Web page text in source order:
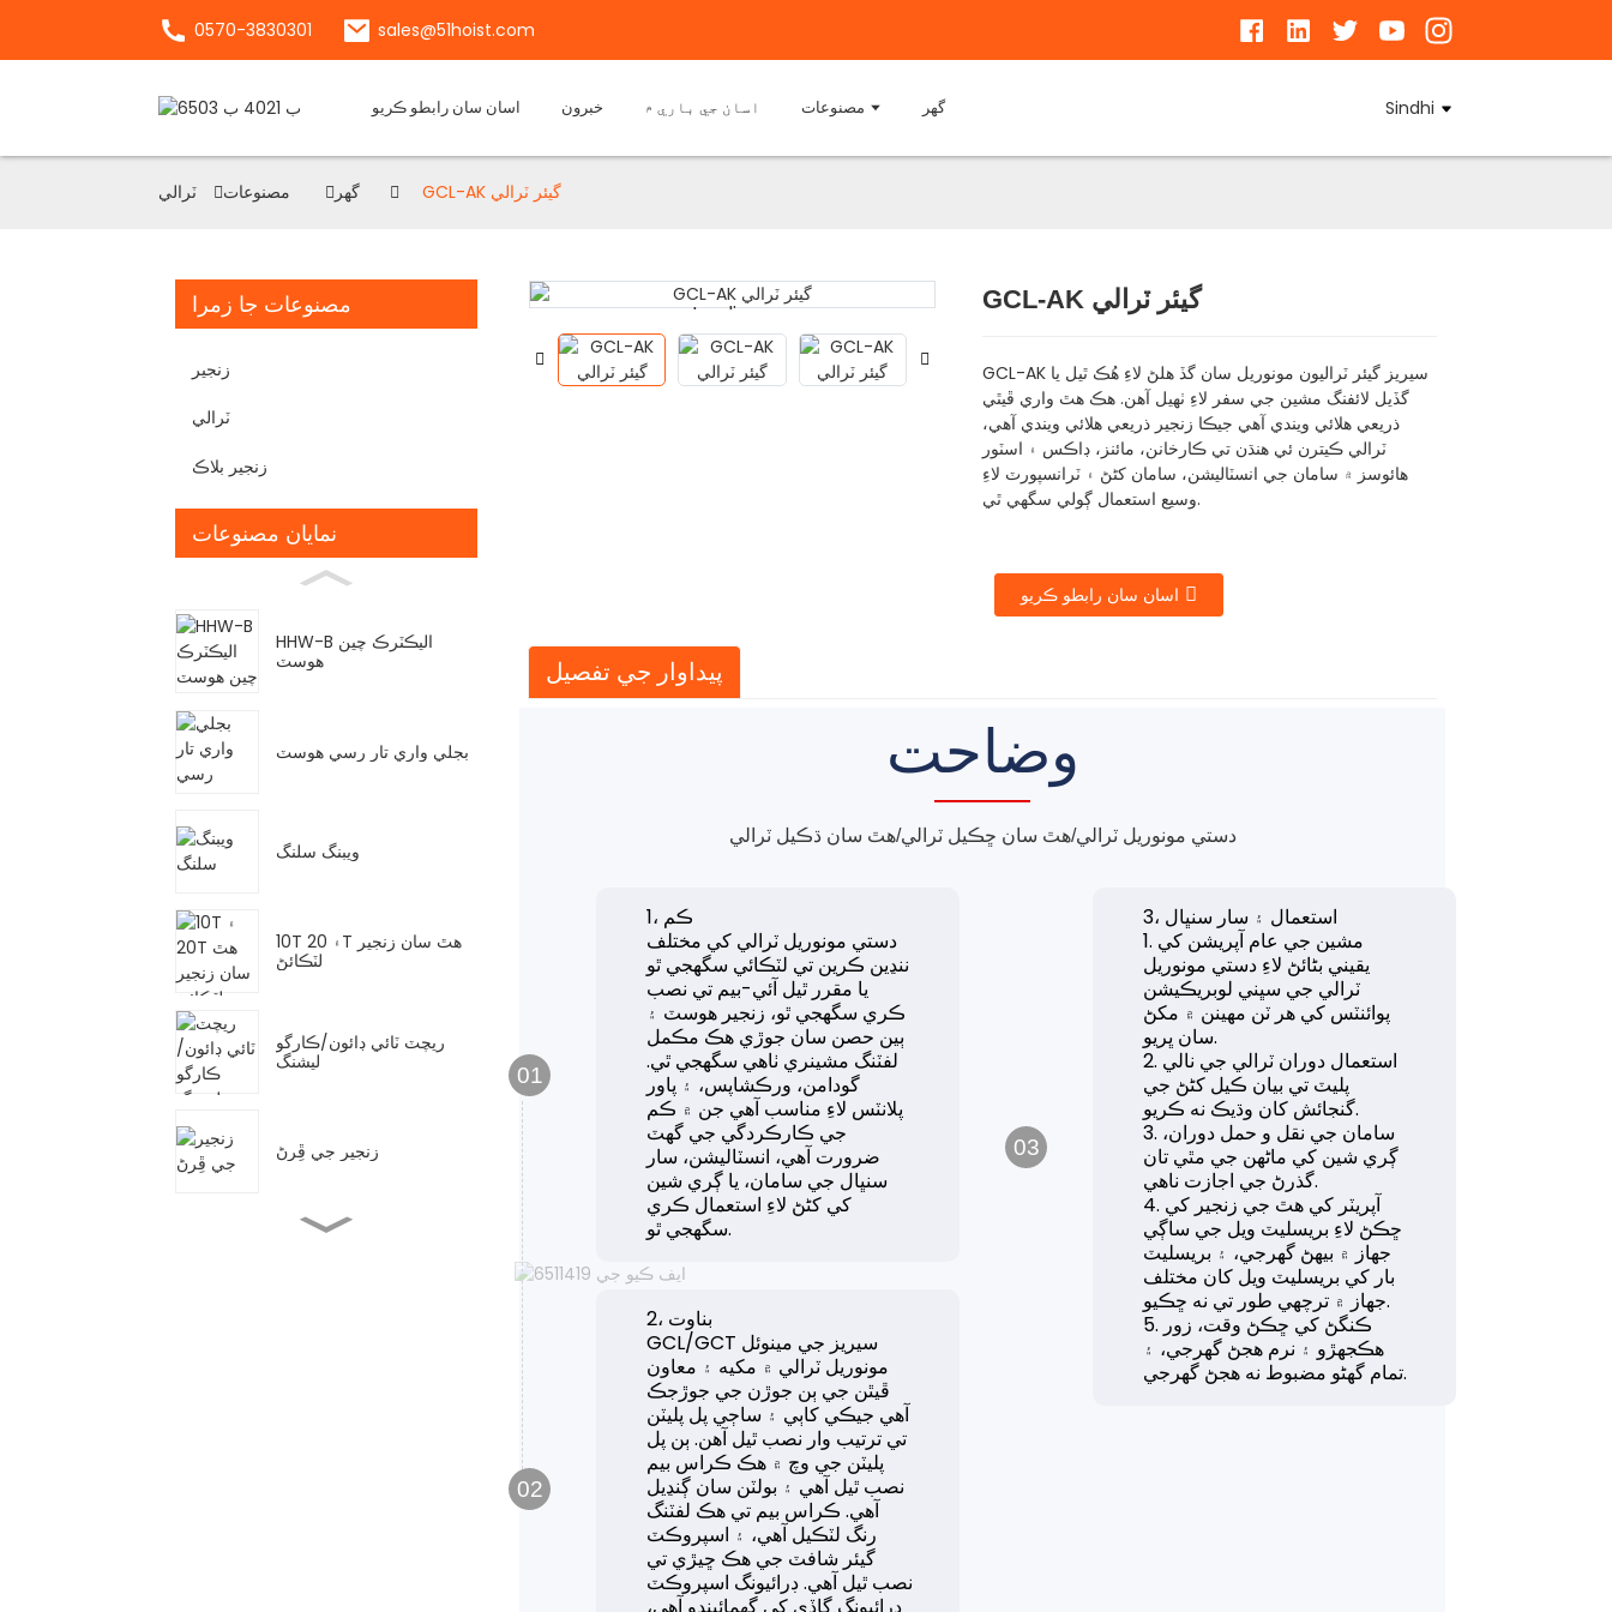
0570-3830301 sales@51hoist.com
اسان سان رابطو ڪريو خبرون اسان جي باري ۾ مصنوعات گھر Sindhi
گھر مصنوعات ٽرالي GCL-AK گيئر ٽرالي
مصنوعات جا زمرا
زنجير
ٽرالي
زنجير بلاڪ
نمايان مصنوعات
HHW-B اليڪٽرڪ چين
هوسٽ
بجلي واري تار رسي هوسٽ
ويبنگ سلنگ
10T ۽ 20T هٿ سان زنجير
لٽڪائڻ
ريچٽ ٽائي ڊائون/ڪارگو
ليشنگ
زنجير جي ڦِرڻ
Loading...
Loading... Loading...
Loading... Loading...
Loading...
GCL-AK گيئر ٽرالي
GCL-AK سيريز گيئر ٽراليون مونوريل سان گڏ هلڻ لاءِ هُڪ ٿيل يا
گڏيل لائفنگ مشين جي سفر لاءِ ٺهيل آهن. هڪ هٿ واري ڦيٿي
ذريعي هلائي ويندي آهي جيڪا زنجير ذريعي هلائي ويندي آهي،
ٽرالي ڪيترن ئي هنڌن تي ڪارخانن، مائنز، ڊاڪس ۽ اسٽور
هائوسز ۾ سامان جي انسٽاليشن، سامان کڻڻ ۽ ٽرانسپورٽ لاءِ
وسيع استعمال ڳولي سگهي ٿي.
اسان سان رابطو ڪريو
پيداوار جي تفصيل
وضاحت
دستي مونوريل ٽرالي/هٿ سان ڇڪيل ٽرالي/هٿ سان ڌڪيل ٽرالي
01
1، ڪم
دستي مونوريل ٽرالي کي مختلف
ننڍين ڪرين تي لٽڪائي سگهجي ٿو
يا مقرر ٿيل آئي-بيم تي نصب
ڪري سگهجي ٿو، زنجير هوسٽ ۽
ٻين حصن سان جوڙي هڪ مڪمل
لفٽنگ مشينري ٺاهي سگهجي ٿي.
گودامن، ورڪشاپس، ۽ پاور
پلانٽس لاءِ مناسب آهي جن ۾ ڪم
جي ڪارڪردگي جي گهٽ
ضرورت آهي، انسٽاليشن، سار
سنڀال جي سامان، يا ڳري شين
کي کڻڻ لاءِ استعمال ڪري
سگهجي ٿو.
02
2، بناوت
GCL/GCT سيريز جي مينوئل
مونوريل ٽرالي ۾ مکيه ۽ معاون
ڦيٿن جي ٻن جوڙن جي جوڙجڪ
آهي جيڪي کاٻي ۽ ساڄي پل پليٽن
تي ترتيب وار نصب ٿيل آهن. ٻن پل
پليٽن جي وچ ۾ هڪ ڪراس بيم
نصب ٿيل آهي ۽ بولٽن سان ڳنڍيل
آهي. ڪراس بيم تي هڪ لفٽنگ
رنگ لٽڪيل آهي، ۽ اسپروڪٽ
گيئر شافٽ جي هڪ ڇيڙي تي
نصب ٿيل آهي. ڊرائيونگ اسپروڪٽ
03
3، استعمال ۽ سار سنڀال
1. مشين جي عام آپريشن کي
يقيني بڻائڻ لاءِ دستي مونوريل
ٽرالي جي سڀني لوبريڪيشن
پوائنٽس کي هر ٽن مهينن ۾ مکڻ
سان ڀريو.
2. استعمال دوران ٽرالي جي نالي
پليٽ تي بيان ڪيل کڻڻ جي
گنجائش کان وڌيڪ نه ڪريو.
3. سامان جي نقل و حمل دوران،
ڳري شين کي ماڻهن جي مٿي تان
گذرڻ جي اجازت ناهي.
4. آپريٽر کي هٿ جي زنجير کي
ڇڪڻ لاءِ بريسليٽ ويل جي ساڳي
جهاز ۾ بيهڻ گهرجي، ۽ بريسليٽ
بار کي بريسليٽ ويل کان مختلف
جهاز ۾ ترچھي طور تي نه ڇڪيو.
5. ڪنگڻ کي ڇڪڻ وقت، زور
هڪجهڙو ۽ نرم هجڻ گهرجي، ۽
تمام گهڻو مضبوط نه هجڻ گهرجي.